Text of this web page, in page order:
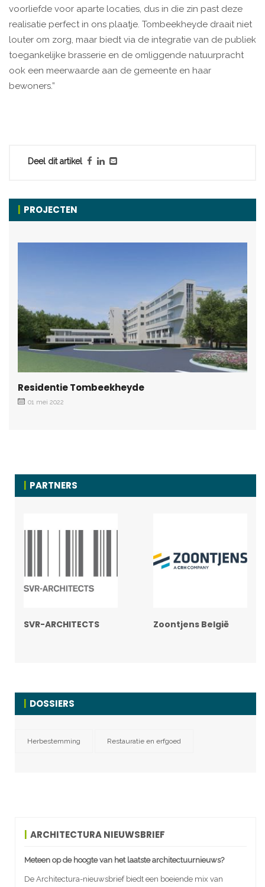
voorliefde voor aparte locaties, dus in die zin past deze
realisatie perfect in ons plaatje. Tombeekheyde draait niet
louter om zorg, maar biedt via de integratie van de publiek
toegankelijke brasserie en de omliggende natuurpracht
ook een meerwaarde aan de gemeente en haar
bewoners.”
Deel dit artikel
PROJECTEN
Residentie Tombeekheyde
01 mei 2022
PARTNERS
SVR-ARCHITECTS Zoontjens België
DOSSIERS
Herbestemming Restauratie en erfgoed
ARCHITECTURA NIEUWSBRIEF
Meteen op de hoogte van het laatste architectuurnieuws?
De Architectura-nieuwsbrief biedt een boeiende mix van